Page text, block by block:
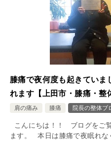
膝痛で夜何度も起きていま
れます【上田市・膝痛・整
肩の痛み 膝痛 院長の整体ブ
こんにちは！！ ブログをご
ます。 本日は膝痛で夜眠れな